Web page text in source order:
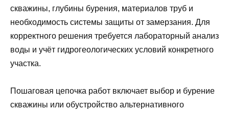
скважины, глубины бурения, материалов труб и
необходимость системы защиты от замерзания. Для
корректного решения требуется лабораторный анализ
воды и учёт гидрогеологических условий конкретного
участка.
Пошаговая цепочка работ включает выбор и бурение
скважины или обустройство альтернативного